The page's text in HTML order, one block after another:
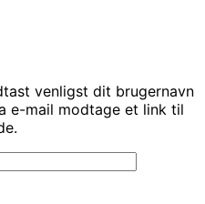
venligst dit brugernavn
e-mail modtage et link til